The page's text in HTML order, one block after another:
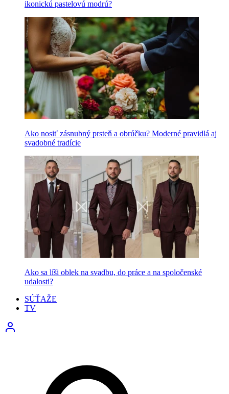
ikonickú pastelovú modrú?
Ako nosiť zásnubný prsteň a obrúčku? Moderné pravidlá aj
svadobné tradície
Ako sa líši oblek na svadbu, do práce a na spoločenské
udalosti?
SÚŤAŽE
TV